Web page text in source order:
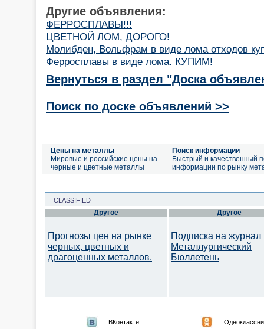
Другие объявления:
ФЕРРОСПЛАВЫ!!!
ЦВЕТНОЙ ЛОМ, ДОРОГО!
Молибден, Вольфрам в виде лома отходов
Ферросплавы в виде лома. КУПИМ!
Вернуться в раздел "Доска
Поиск по доске объявлений >>
Цены на металлы
Мировые и российские цены на
черные и цветные металлы
Поиск информации
Быстрый и качественный
информации по рынку
CLASSIFIED
Другое
Прогнозы цен на рынке
черных, цветных и
драгоценных металлов.
Другое
Подписка на журнал
Металлургический
Бюллетень
ВКонтакте